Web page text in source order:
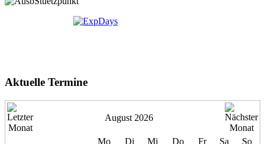
Aktuelle Termine
August 2026
Mo Di Mi Do Fr Sa
So